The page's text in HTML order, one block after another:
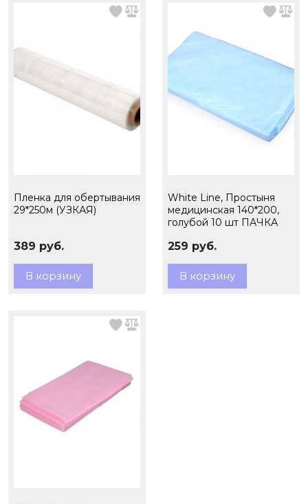
Пленка для обертывания
29*250м (УЗКАЯ)
389 руб.
В корзину
White Line, Простыня
медицинская 140*200,
голубой 10 шт ПАЧКА
259 руб.
В корзину